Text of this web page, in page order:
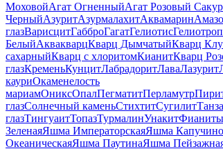
МоховойАгат ОгненныйАгат Розовый
ЧерныйАзуритАзурмалахитАквамарин
глазВарисцитГабброГагатГелиотисГелиотроп
БелыйАквакварцКварц ДымчатыйКварц
сахарныйКварц с хлоритомКианитКварц
глазКременьКунцитЛабрадоритЛаваЛазурит
кауриОкаменелость
мариамОниксОпалПегматитПерламутр
глазСолнечный каменьСтихтитСугилит
глазТингуаитТопазТурмалинУнакитФианиты
ЗеленаяЯшма ИмператорскаяЯшма Капучино
ОкеаническаяЯшма ПаутинаЯшма